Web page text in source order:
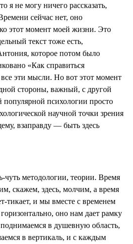
я не могу ничего рассказать,
сейчас нет, оно
этот момент моей жизни. Это
текст тоже есть,
которое потом было
«Как справиться
эти мысли. Но вот этот момент
стороны, важный, с другой
психологии просто
научной точки зрения
взаправду — быть здесь
методологии, теории. Время
скажем, здесь, молчим, а время
тикает, и мы вместе с временем
оно нам дает рамку
в душевную область,
в вертикаль, и с каждым